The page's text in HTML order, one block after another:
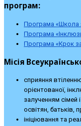
програм:
Програма «Школа
Програма
Програма «Крок
Місія
сприяння
орієнтованої,
залученням сімей
освітян, батьків,
ініціювання та